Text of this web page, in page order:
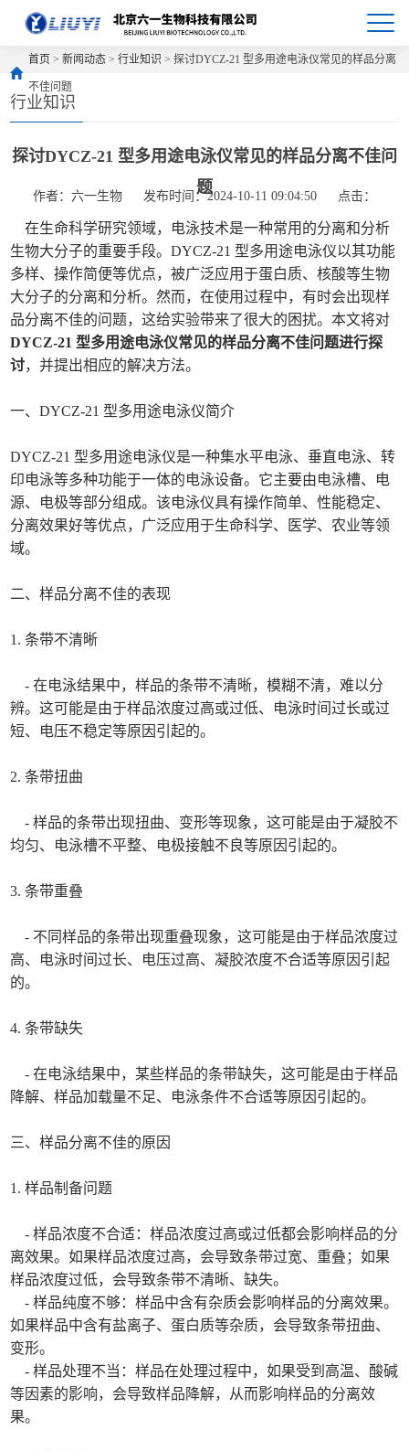
首页 >新闻动态 >行业知识 > 探讨DYCZ-21 型多用途电泳仪常见的样品分离
不佳问题
行业知识
探讨DYCZ-21 型多用途电泳仪常见的样品分离不佳问
题
作者：六一生物 发布时间：2024-10-11 09:04:50 点击：
在生命科学研究领域，电泳技术是一种常用的分离和分析
生物大分子的重要手段。DYCZ-21 型多用途电泳仪以其功能
多样、操作简便等优点，被广泛应用于蛋白质、核酸等生物
大分子的分离和分析。然而，在使用过程中，有时会出现样
品分离不佳的问题，这给实验带来了很大的困扰。本文将对
DYCZ-21 型多用途电泳仪常见的样品分离不佳问题进行探
讨，并提出相应的解决方法。
一、DYCZ-21 型多用途电泳仪简介
DYCZ-21 型多用途电泳仪是一种集水平电泳、垂直电泳、转
印电泳等多种功能于一体的电泳设备。它主要由电泳槽、电
源、电极等部分组成。该电泳仪具有操作简单、性能稳定、
分离效果好等优点，广泛应用于生命科学、医学、农业等领
域。
二、样品分离不佳的表现
1. 条带不清晰
- 在电泳结果中，样品的条带不清晰，模糊不清，难以分
辨。这可能是由于样品浓度过高或过低、电泳时间过长或过
短、电压不稳定等原因引起的。
2. 条带扭曲
- 样品的条带出现扭曲、变形等现象，这可能是由于凝胶不
均匀、电泳槽不平整、电极接触不良等原因引起的。
3. 条带重叠
- 不同样品的条带出现重叠现象，这可能是由于样品浓度过
高、电泳时间过长、电压过高、凝胶浓度不合适等原因引起
的。
4. 条带缺失
- 在电泳结果中，某些样品的条带缺失，这可能是由于样品
降解、样品加载量不足、电泳条件不合适等原因引起的。
三、样品分离不佳的原因
1. 样品制备问题
- 样品浓度不合适：样品浓度过高或过低都会影响样品的分
离效果。如果样品浓度过高，会导致条带过宽、重叠；如果
样品浓度过低，会导致条带不清晰、缺失。
- 样品纯度不够：样品中含有杂质会影响样品的分离效果。
如果样品中含有盐离子、蛋白质等杂质，会导致条带扭曲、
变形。
- 样品处理不当：样品在处理过程中，如果受到高温、酸碱
等因素的影响，会导致样品降解，从而影响样品的分离效
果。